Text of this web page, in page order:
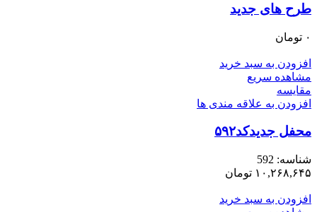
طرح های جدید
۰ تومان
افزودن به سبد خرید
مشاهده سریع
مقایسه
افزودن به علاقه مندی ها
محفل جدیدکد۵۹۲
شناسه: 592
۱۰,۲۶۸,۶۴۵ تومان
افزودن به سبد خرید